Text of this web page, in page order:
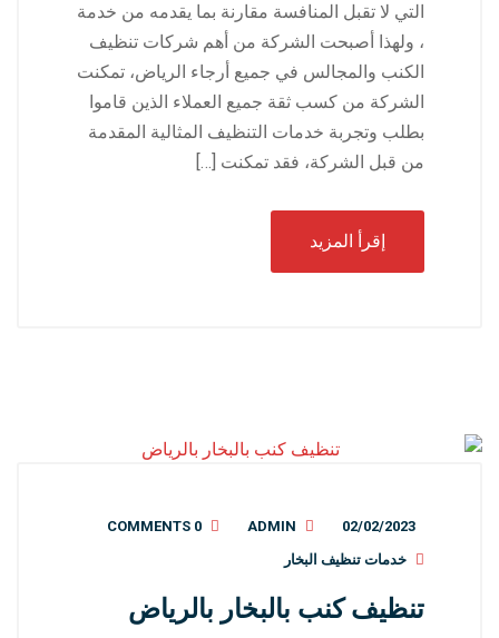
التي لا تقبل المنافسة مقارنة بما يقدمه من خدمة
، ولهذا أصبحت الشركة من أهم شركات تنظيف
الكنب والمجالس في جميع أرجاء الرياض، تمكنت
الشركة من كسب ثقة جميع العملاء الذين قاموا
بطلب وتجربة خدمات التنظيف المثالية المقدمة
من قبل الشركة، فقد تمكنت […]
إقرأ المزيد
02/02/2023
ADMIN
0 COMMENTS
خدمات تنظيف البخار
تنظيف كنب بالبخار بالرياض